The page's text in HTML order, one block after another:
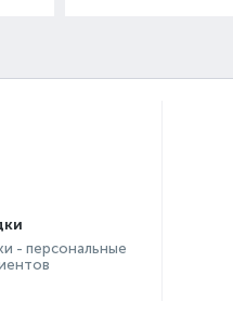
- персональные